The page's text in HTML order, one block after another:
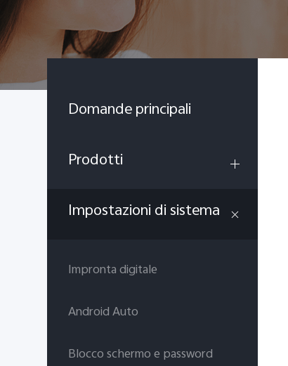
Domande principali
Prodotti
Impostazioni di sistema
Impronta digitale
Android Auto
Blocco schermo e password